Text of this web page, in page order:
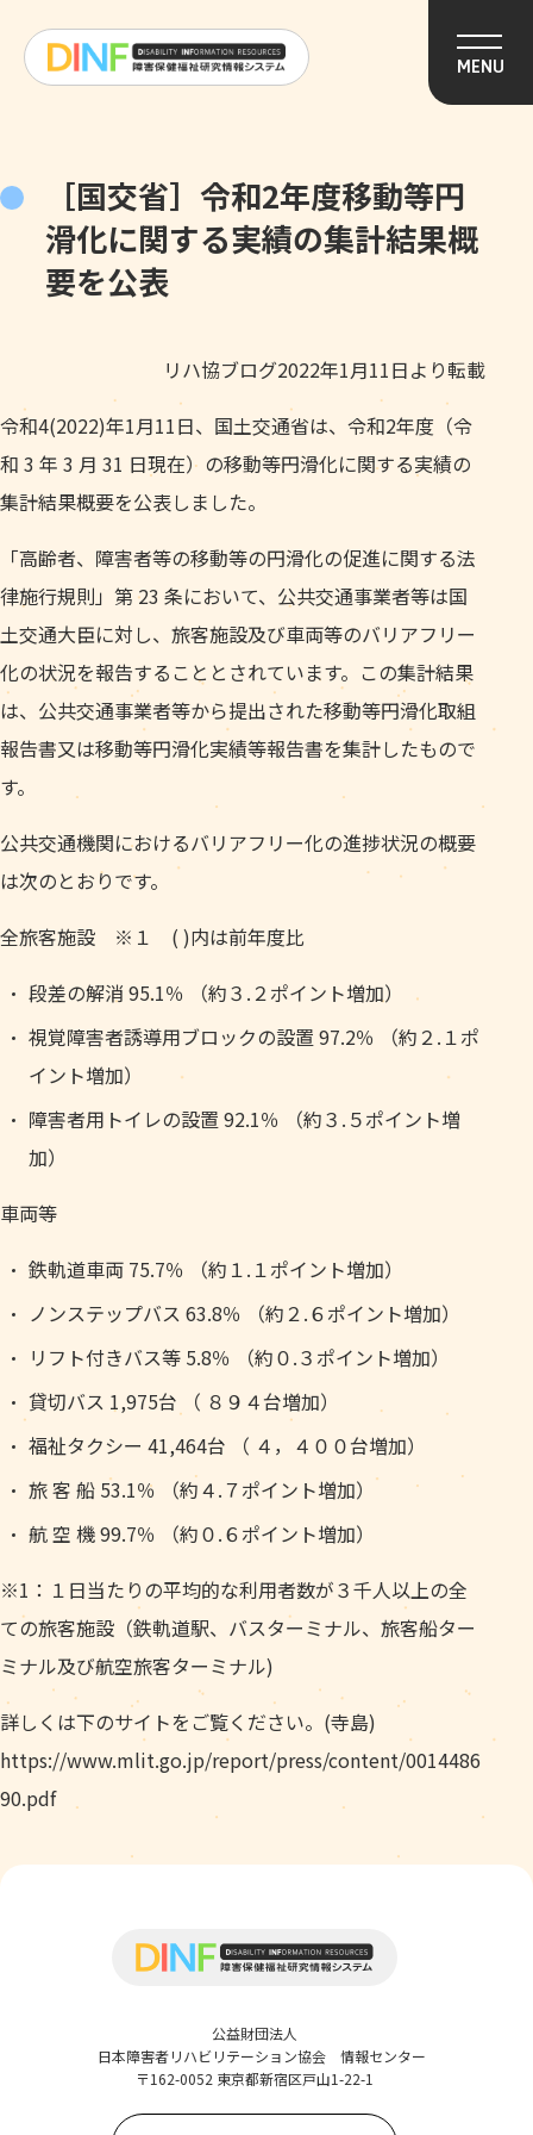
MENU
［国交省］令和2年度移動等円
滑化に関する実績の集計結果概
要を公表
リハ協ブログ2022年1月11日より転載
令和4(2022)年1月11日、国土交通省は、令和2年度（令
和 3 年 3 月 31 日現在）の移動等円滑化に関する実績の
集計結果概要を公表しました。
「高齢者、障害者等の移動等の円滑化の促進に関する法
律施行規則」第 23 条において、公共交通事業者等は国
土交通大臣に対し、旅客施設及び車両等のバリアフリー
化の状況を報告することとされています。この集計結果
は、公共交通事業者等から提出された移動等円滑化取組
報告書又は移動等円滑化実績等報告書を集計したもので
す。
公共交通機関におけるバリアフリー化の進捗状況の概要
は次のとおりです。
全旅客施設 ※１ ( )内は前年度比
段差の解消 95.1％ （約３.２ポイント増加）
視覚障害者誘導用ブロックの設置 97.2％ （約２.１ポ
イント増加）
障害者用トイレの設置 92.1％ （約３.５ポイント増
加）
車両等
鉄軌道車両 75.7％ （約１.１ポイント増加）
ノンステップバス 63.8％ （約２.６ポイント増加）
リフト付きバス等 5.8％ （約０.３ポイント増加）
貸切バス 1,975台 （ ８９４台増加）
福祉タクシー 41,464台 （ ４，４００台増加）
旅 客 船 53.1％ （約４.７ポイント増加）
航 空 機 99.7％ （約０.６ポイント増加）
※1：１日当たりの平均的な利用者数が３千人以上の全
ての旅客施設（鉄軌道駅、バスターミナル、旅客船ター
ミナル及び航空旅客ターミナル)
詳しくは下のサイトをご覧ください。(寺島)
https://www.mlit.go.jp/report/press/content/0014486
90.pdf
公益財団法人
日本障害者リハビリテーション協会 情報センター
〒162-0052 東京都新宿区戸山1-22-1